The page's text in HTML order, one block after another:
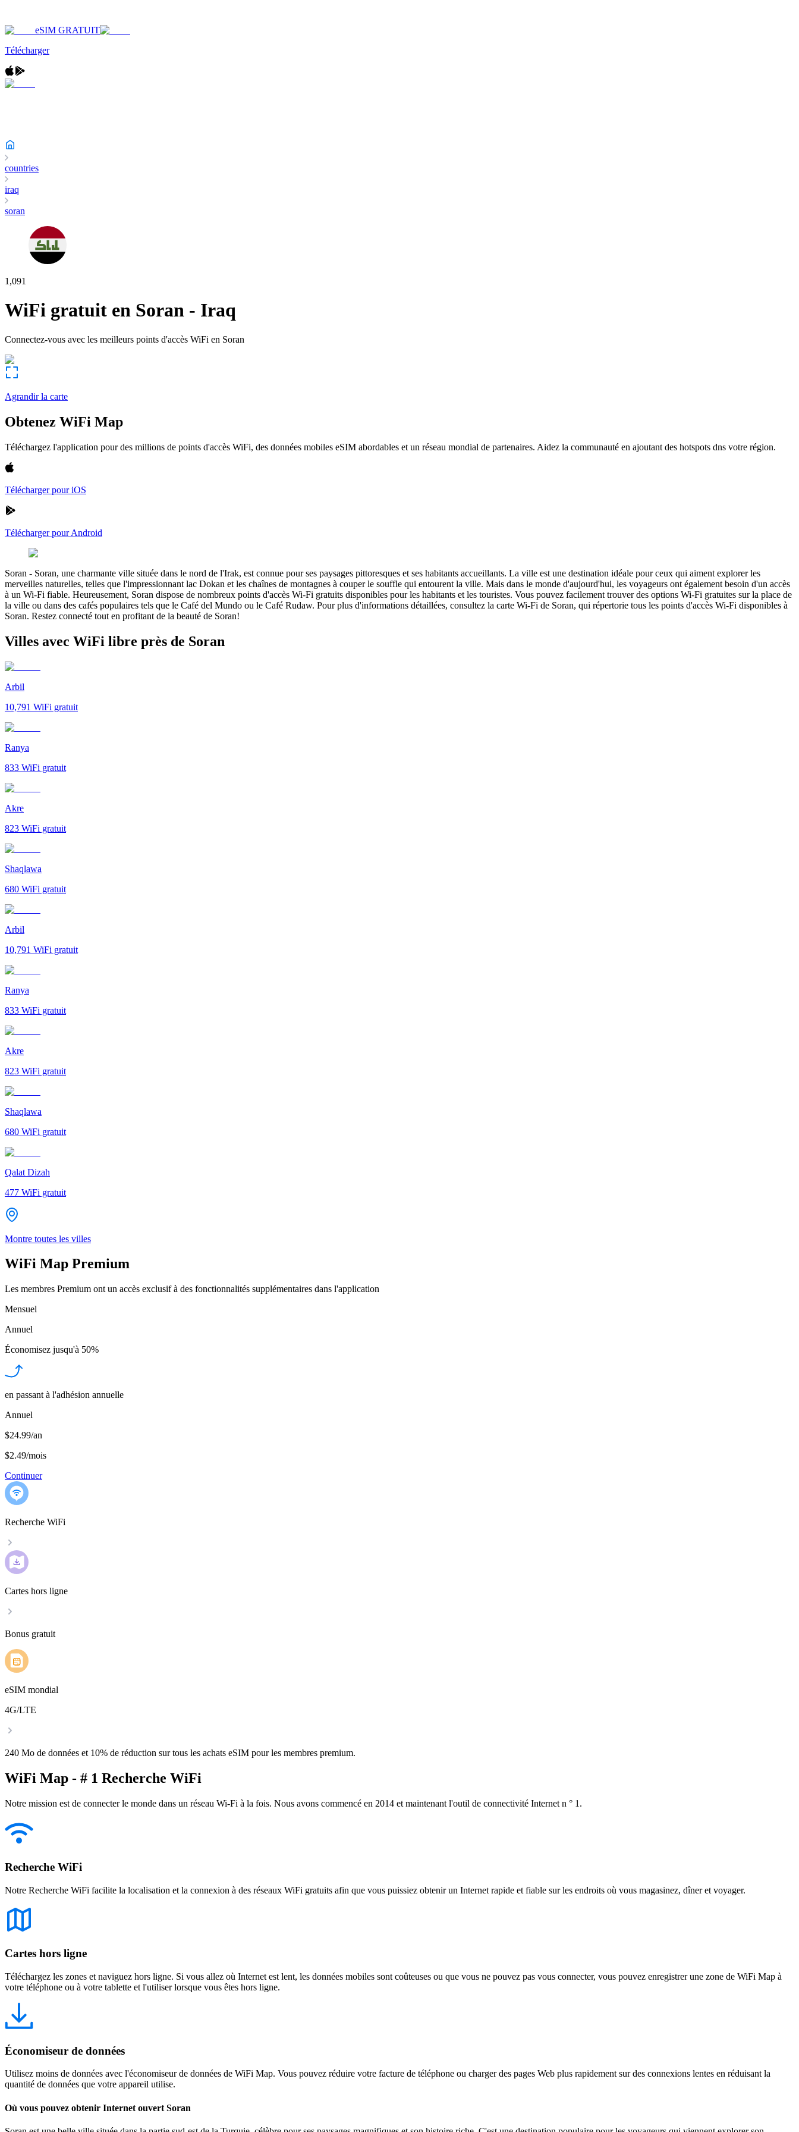
eSIM GRATUIT
Télécharger
countries
iraq
soran
1,091
WiFi gratuit en Soran - Iraq
Connectez-vous avec les meilleurs points d'accès WiFi en Soran
Agrandir la carte
Obtenez WiFi Map
Téléchargez l'application pour des millions de points d'accès WiFi, des données mobiles eSIM abordables et un réseau mondial de partenaires. Aidez la communauté en ajoutant des hotspots dns votre région.
Télécharger pour iOS
Télécharger pour Android
Soran - Soran, une charmante ville située dans le nord de l'Irak, est connue pour ses paysages pittoresques et ses habitants accueillants. La ville est une destination idéale pour ceux qui aiment explorer les
merveilles naturelles, telles que l'impressionnant lac Dokan et les chaînes de montagnes à couper le souffle qui entourent la ville. Mais dans le monde d'aujourd'hui, les voyageurs ont également besoin d'un accès
à un Wi-Fi fiable. Heureusement, Soran dispose de nombreux points d'accès Wi-Fi gratuits disponibles pour les habitants et les touristes. Vous pouvez facilement trouver des options Wi-Fi gratuites sur la place de
la ville ou dans des cafés populaires tels que le Café del Mundo ou le Café Rudaw. Pour plus d'informations détaillées, consultez la carte Wi-Fi de Soran, qui répertorie tous les points d'accès Wi-Fi disponibles à
Soran. Restez connecté tout en profitant de la beauté de Soran!
Villes avec WiFi libre près de Soran
Arbil
10,791 WiFi gratuit
Ranya
833 WiFi gratuit
Akre
823 WiFi gratuit
Shaqlawa
680 WiFi gratuit
Arbil
10,791 WiFi gratuit
Ranya
833 WiFi gratuit
Akre
823 WiFi gratuit
Shaqlawa
680 WiFi gratuit
Qalat Dizah
477 WiFi gratuit
Montre toutes les villes
WiFi Map Premium
Les membres Premium ont un accès exclusif à des fonctionnalités supplémentaires dans l'application
Mensuel
Annuel
Économisez jusqu'à 50%
en passant à l'adhésion annuelle
Annuel
$24.99/an
$2.49/mois
Continuer
Recherche WiFi
Cartes hors ligne
Bonus gratuit
eSIM mondial
4G/LTE
240 Mo de données et 10% de réduction sur tous les achats eSIM pour les membres premium.
WiFi Map - # 1 Recherche WiFi
Notre mission est de connecter le monde dans un réseau Wi-Fi à la fois. Nous avons commencé en 2014 et maintenant l'outil de connectivité Internet n ° 1.
Recherche WiFi
Notre Recherche WiFi facilite la localisation et la connexion à des réseaux WiFi gratuits afin que vous puissiez obtenir un Internet rapide et fiable sur les endroits où vous magasinez, dîner et voyager.
Cartes hors ligne
Téléchargez les zones et naviguez hors ligne. Si vous allez où Internet est lent, les données mobiles sont coûteuses ou que vous ne pouvez pas vous connecter, vous pouvez enregistrer une zone de WiFi Map à
votre téléphone ou à votre tablette et l'utiliser lorsque vous êtes hors ligne.
Économiseur de données
Utilisez moins de données avec l'économiseur de données de WiFi Map. Vous pouvez réduire votre facture de téléphone ou charger des pages Web plus rapidement sur des connexions lentes en réduisant la
quantité de données que votre appareil utilise.
Où vous pouvez obtenir Internet ouvert Soran